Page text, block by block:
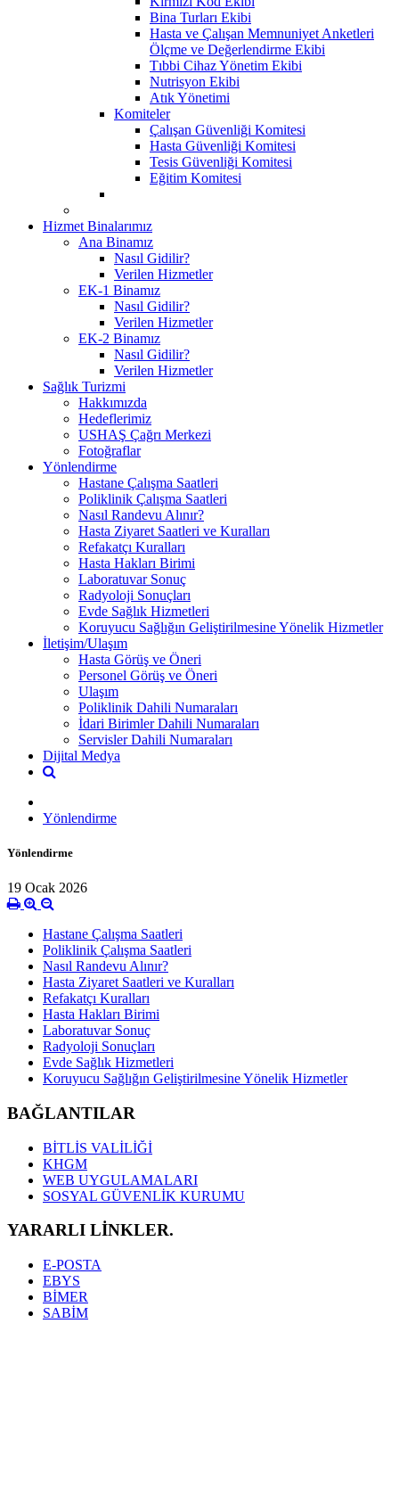
Bina Turları Ekibi
Hasta ve Çalışan Memnuniyet Anketleri
Ölçme ve Değerlendirme Ekibi
Tıbbi Cihaz Yönetim Ekibi
Nutrisyon Ekibi
Atık Yönetimi
Komiteler
Çalışan Güvenliği Komitesi
Hasta Güvenliği Komitesi
Tesis Güvenliği Komitesi
Eğitim Komitesi
Hizmet Binalarımız
Ana Binamız
Nasıl Gidilir?
Verilen Hizmetler
EK-1 Binamız
Nasıl Gidilir?
Verilen Hizmetler
EK-2 Binamız
Nasıl Gidilir?
Verilen Hizmetler
Sağlık Turizmi
Hakkımızda
Hedeflerimiz
USHAŞ Çağrı Merkezi
Fotoğraflar
Yönlendirme
Hastane Çalışma Saatleri
Poliklinik Çalışma Saatleri
Nasıl Randevu Alınır?
Hasta Ziyaret Saatleri ve Kuralları
Refakatçı Kuralları
Hasta Hakları Birimi
Laboratuvar Sonuç
Radyoloji Sonuçları
Evde Sağlık Hizmetleri
Koruyucu Sağlığın Geliştirilmesine Yönelik Hizmetler
İletişim/Ulaşım
Hasta Görüş ve Öneri
Personel Görüş ve Öneri
Ulaşım
Poliklinik Dahili Numaraları
İdari Birimler Dahili Numaraları
Servisler Dahili Numaraları
Dijital Medya
Yönlendirme
Yönlendirme
19 Ocak 2026
Hastane Çalışma Saatleri
Poliklinik Çalışma Saatleri
Nasıl Randevu Alınır?
Hasta Ziyaret Saatleri ve Kuralları
Refakatçı Kuralları
Hasta Hakları Birimi
Laboratuvar Sonuç
Radyoloji Sonuçları
Evde Sağlık Hizmetleri
Koruyucu Sağlığın Geliştirilmesine Yönelik Hizmetler
BAĞLANTILAR
BİTLİS VALİLİĞİ
KHGM
WEB UYGULAMALARI
SOSYAL GÜVENLİK KURUMU
YARARLI LİNKLER.
E-POSTA
EBYS
BİMER
SABİM